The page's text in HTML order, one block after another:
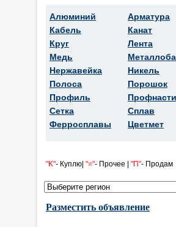
Алюминий
Кабель
Круг
Медь
Нержавейка
Полоса
Профиль
Сетка
Ферросплавы
Арматура
Канат
Лента
Никель
Порошок
Сплав
Цветмет
"K"- Куплю| "="- Прочее | "П"- Продам
Разместить объявление